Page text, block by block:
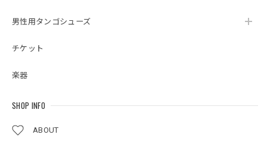
男性用タンゴシューズ
チケット
楽器
SHOP INFO
ABOUT